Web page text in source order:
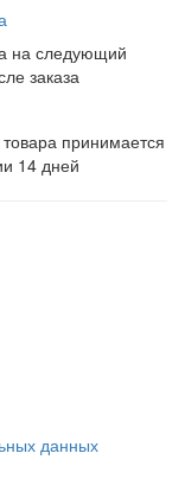
на следующий
заказа
товара принимается
14 дней
данных